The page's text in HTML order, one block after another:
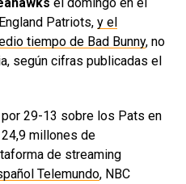
Patriots, y el
tiempo de Bad Bunny, no
según cifras publicadas el
29-13 sobre los Pats en
millones de
de streaming
Telemundo, NBC